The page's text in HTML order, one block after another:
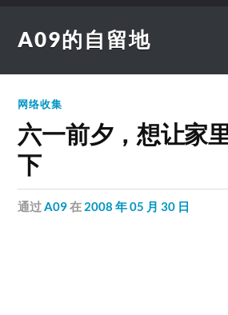
A09的自留地
网络收集
六一前夕，想让家
下
通过A09在 2008 年 05 月 30 日